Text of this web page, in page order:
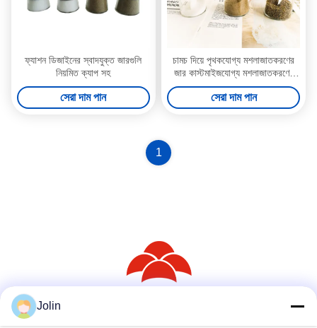
ফ্যাশন ডিজাইনের স্বাদযুক্ত জারগুলি
নিয়মিত ক্যাপ সহ
সেরা দাম পান
চামচ দিয়ে পৃথকযোগ্য মশলাজাতকরণের
জার কাস্টমাইজযোগ্য মশলাজাতকরণের
জার
সেরা দাম পান
1
Jolin